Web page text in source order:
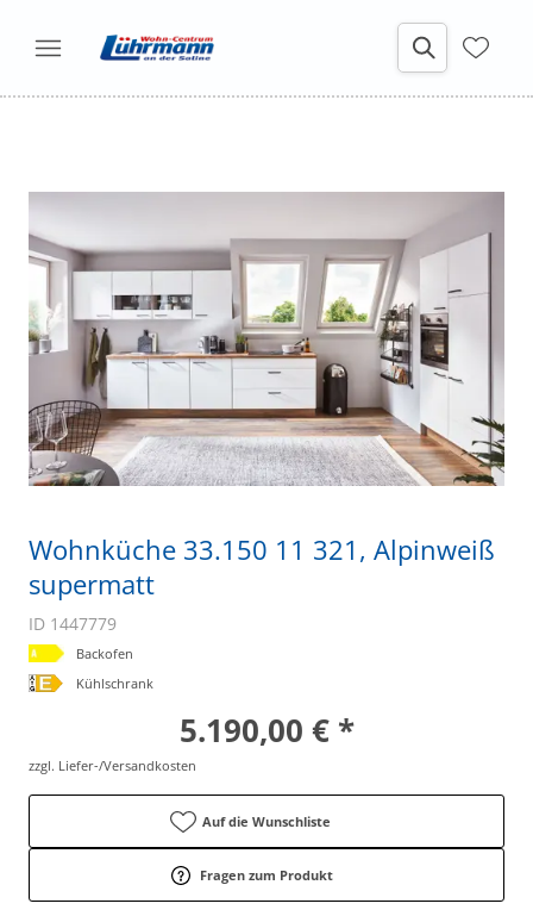
Wohnküche 33.150 11 321, Alpinweiß
supermatt
ID 1447779
Backofen
Kühlschrank
5.190,00 € *
zzgl. Liefer-/Versandkosten
Auf die Wunschliste
Fragen zum Produkt